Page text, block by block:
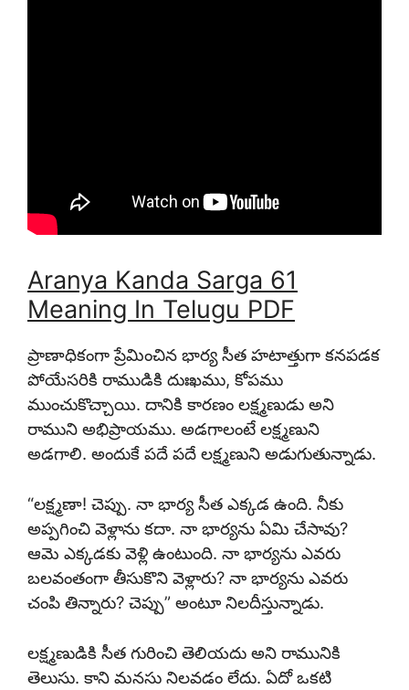
Aranya Kanda Sarga 61
Meaning In Telugu PDF
ప్రాణాధికంగా ప్రేమించిన భార్య సీత హటాత్తుగా కనపడక
పోయేసరికి రాముడికి దుఃఖము, కోపము
ముంచుకొచ్చాయి. దానికి కారణం లక్ష్మణుడు అని
రాముని అభిప్రాయము. అడగాలంటే లక్ష్మణుని
అడగాలి. అందుకే పదే పదే లక్ష్మణుని అడుగుతున్నాడు.
“లక్ష్మణా! చెప్పు. నా భార్య సీత ఎక్కడ ఉంది. నీకు
అప్పగించి వెళ్లాను కదా. నా భార్యను ఏమి చేసావు?
ఆమె ఎక్కడకు వెళ్లి ఉంటుంది. నా భార్యను ఎవరు
బలవంతంగా తీసుకొని వెళ్లారు? నా భార్యను ఎవరు
చంపి తిన్నారు? చెప్పు” అంటూ నిలదీస్తున్నాడు.
లక్ష్మణుడికి సీత గురించి తెలియదు అని రామునికి
తెలుసు. కాని మనసు నిలవడం లేదు. ఏదో ఒకటి